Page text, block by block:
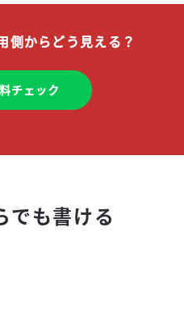
側からどう見える？
チェック
でも書ける